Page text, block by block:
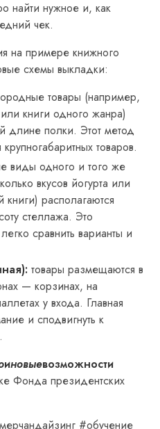
найти нужное и, как
чек.
на примере книжного
схемы выкладки:
товары (например,
книги одного жанра)
длине полки. Этот метод
товаров.
виды одного и того же
вкусов йогурта или
располагаются
стеллажа. Это
сравнить варианты и
товары размещаются в
— корзинах, на
у входа. Главная
и сподвигнуть к
иновыевозможности
Фонда президентских
#обучение